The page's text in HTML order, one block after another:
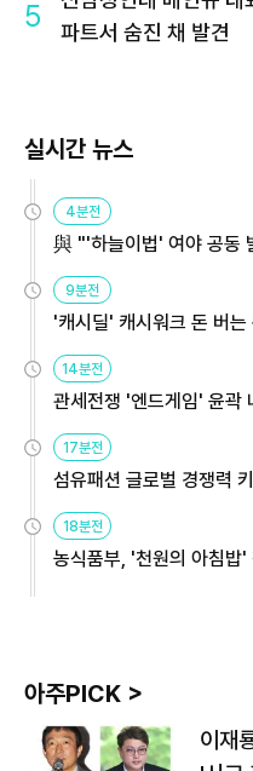
5
파트서 숨진 채 발견
실시간 뉴스
4분전
與 "'하늘이법' 여야 공동
9분전
'캐시딜' 캐시워크 돈 버는
14분전
관세전쟁 '엔드게임' 윤곽
용해야
17분전
섬유패션 글로벌 경쟁력
원
18분전
농식품부, '천원의 아침
아주PICK >
이재